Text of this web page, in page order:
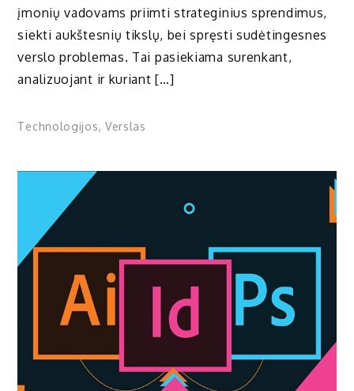
įmonių vadovams priimti strateginius sprendimus,
siekti aukštesnių tikslų, bei spręsti sudėtingesnes
verslo problemas. Tai pasiekiama surenkant,
analizuojant ir kuriant […]
Technologijos, Verslas